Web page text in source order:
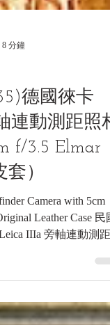
分鐘
德國徠卡
連動測距照相
f/3.5 Elmar
套）
Camera with 5cm
IIIa 旁軸連動測距
鏡頭與原廠皮套
Leica IIIA NO.160298